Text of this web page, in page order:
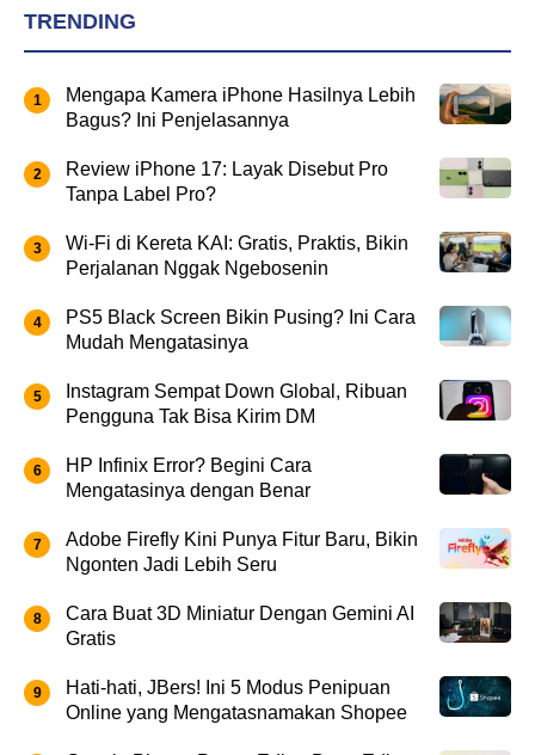
TRENDING
Mengapa Kamera iPhone Hasilnya Lebih
Bagus? Ini Penjelasannya
Review iPhone 17: Layak Disebut Pro
Tanpa Label Pro?
Wi-Fi di Kereta KAI: Gratis, Praktis, Bikin
Perjalanan Nggak Ngebosenin
PS5 Black Screen Bikin Pusing? Ini Cara
Mudah Mengatasinya
Instagram Sempat Down Global, Ribuan
Pengguna Tak Bisa Kirim DM
HP Infinix Error? Begini Cara
Mengatasinya dengan Benar
Adobe Firefly Kini Punya Fitur Baru, Bikin
Ngonten Jadi Lebih Seru
Cara Buat 3D Miniatur Dengan Gemini AI
Gratis
Hati-hati, JBers! Ini 5 Modus Penipuan
Online yang Mengatasnamakan Shopee